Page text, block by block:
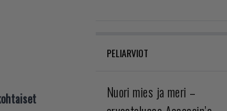
PELIARVIOT
Nuori mies ja meri –